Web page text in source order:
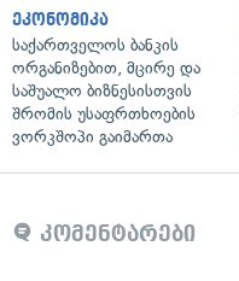
ეკონომიკა
საქართველოს ბანკის
ორგანიზებით, მცირე და
საშუალო ბიზნესისთვის
შრომის უსაფრთხოების
ვორკშოპი გაიმართა
კომენტარები